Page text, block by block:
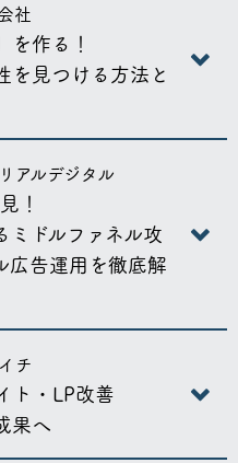
社
を作る！
を見つける方法と
アルデジタル
！
ミドルファネル攻
告運用を徹底解
チ
ト・LP改善
果へ